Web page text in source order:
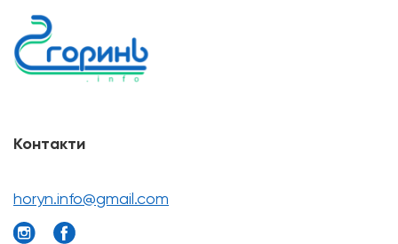
Контакти
horyn.info@gmail.com